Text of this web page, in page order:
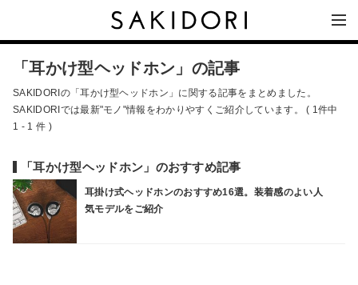
「耳かけ型ヘッドホン」の記事
SAKIDORIの「耳かけ型ヘッドホン」に関する記事をまとめました。
SAKIDORIでは最新"モノ"情報をわかりやすくご紹介しています。 ( 1件中
1 - 1 件 )
「耳かけ型ヘッドホン」のおすすめ記事
耳掛け式ヘッドホンのおすすめ16選。装着感のよい人
気モデルをご紹介